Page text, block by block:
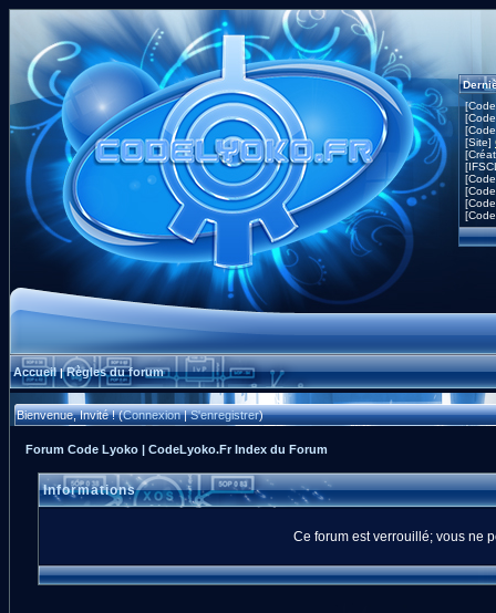
[Site]
Accueil|Règles du forum
Bienvenue, Invité ! (Connexion|S'enregistrer)
Forum Code Lyoko | CodeLyoko.Fr Index du Forum
Informations
Ce forum est verrouillé; vous ne